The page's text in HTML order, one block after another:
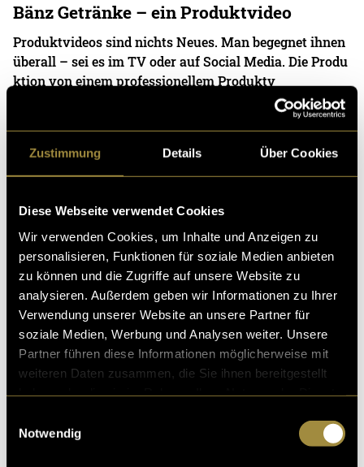
Zustimmung Details Über Cookies
Diese Webseite verwendet Cookies
Wir verwenden Cookies, um Inhalte und Anzeigen zu
personalisieren, Funktionen für soziale Medien anbieten
zu können und die Zugriffe auf unsere Website zu
analysieren. Außerdem geben wir Informationen zu Ihrer
Verwendung unserer Website an unsere Partner für
soziale Medien, Werbung und Analysen weiter. Unsere
Partner führen diese Informationen möglicherweise mit
weiteren Daten zusammen, die Sie ihnen bereitgestellt
Notwendig
Bänz Getränke – ein Produktvideo
Produktvideos sind nichts Neues. Man begegnet ihnen
überall – sei es im TV oder auf Social Media. Die Produ
ktion von einem professionellem Produktv
Jasmin Carolina Jörg
Arbeit
Wie viele andere MMP-Studierende habe auch ich es n
un gewagt, eine eigene Portfolio-Website zu erstellen.
Bei der Erstellung meiner Website war
24. März 2021- vonNadine Hauser
Die Adventszeit ist für viele Menschen eine der schöns